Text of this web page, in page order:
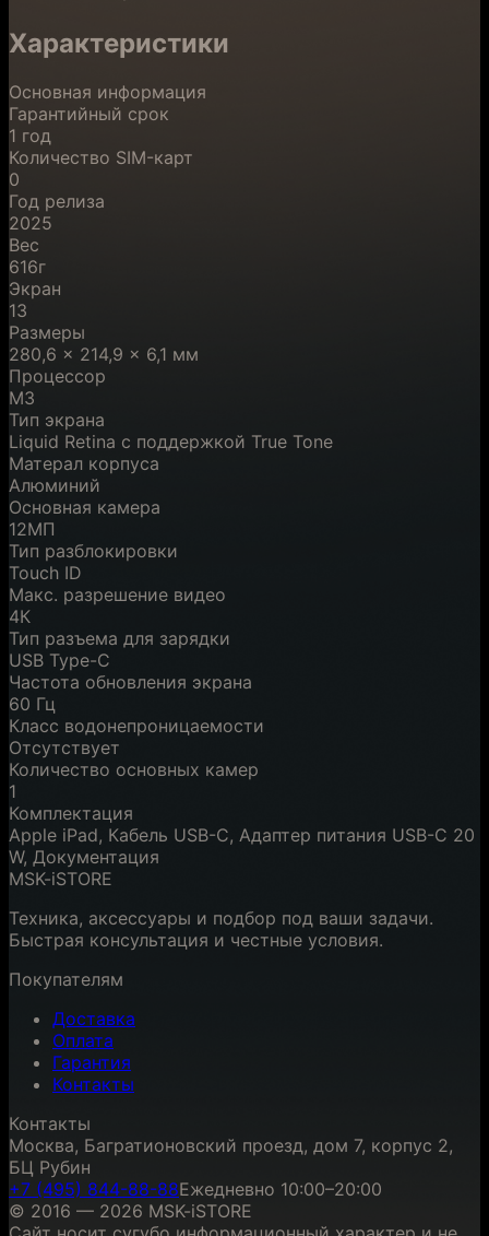
Характеристики
Основная информация
Гарантийный срок
1 год
Количество SIM-карт
0
Год релиза
2025
Вес
616г
Экран
13
Размеры
280,6 × 214,9 × 6,1 мм
Процессор
M3
Тип экрана
Liquid Retina с поддержкой True Tone
Матерал корпуса
Алюминий
Основная камера
12МП
Тип разблокировки
Touch ID
Макс. разрешение видео
4К
Тип разъема для зарядки
USB Type-C
Частота обновления экрана
60 Гц
Класс водонепроницаемости
Отсутствует
Количество основных камер
1
Комплектация
Apple iPad, Кабель USB-C, Адаптер питания USB-C 20
W, Документация
MSK-iSTORE
Техника, аксессуары и подбор под ваши задачи.
Быстрая консультация и честные условия.
Покупателям
Доставка
Оплата
Гарантия
Контакты
Контакты
Москва, Багратионовский проезд, дом 7, корпус 2,
БЦ Рубин
+7 (495) 844-88-88Ежедневно 10:00–20:00
© 2016 — 2026 MSK-iSTORE